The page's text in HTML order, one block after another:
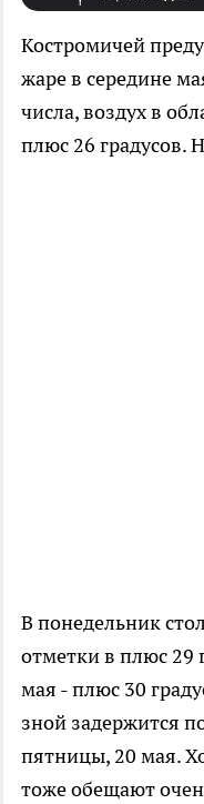
Костромичей
жаре в середине
числа, воздух в
плюс 26 градусов.
В понедельник
отметки в плюс 29
мая - плюс 30
зной задержится
пятницы, 20 мая.
тоже обещают